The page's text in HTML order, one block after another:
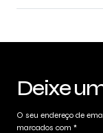
Deixe
O seu endereço de
marcados com *